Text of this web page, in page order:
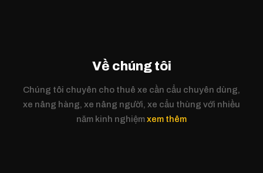
Về chúng tôi
Chúng tôi chuyên cho thuê xe cần cẩu chuyên dùng,
xe nâng hàng, xe nâng người, xe cẩu thùng với nhiều
năm kinh nghiệmxem thêm